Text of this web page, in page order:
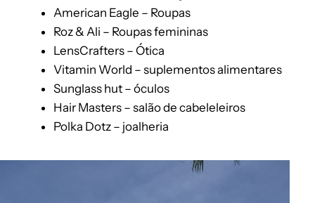
American Eagle – Roupas
Roz & Ali – Roupas femininas
LensCrafters – Ótica
Vitamin World – suplementos alimentares
Sunglass hut – óculos
Hair Masters – salão de cabeleleiros
Polka Dotz – joalheria